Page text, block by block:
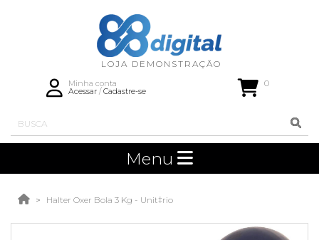
Minha conta
Acessar/Cadastre-se
0
Menu
Halter Oxer Bola 3 Kg - Unit‡rio